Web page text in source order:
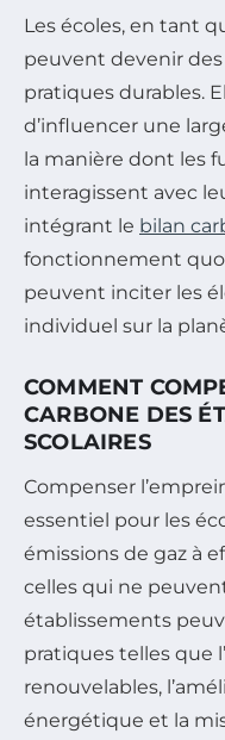
Les écoles, en tant
peuvent devenir
pratiques durables.
d’influencer une
la manière dont les
interagissent avec
intégrant le bilan
fonctionnement
peuvent inciter les
individuel sur la
COMMENT
CARBONE DES
SCOLAIRES
Compenser
essentiel pour les
émissions de gaz à
celles qui ne
établissements
pratiques telles que
renouvelables,
énergétique et la